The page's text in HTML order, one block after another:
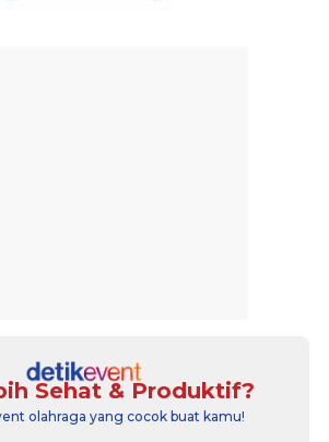
Sehat & Produktif?
olahraga yang cocok buat kamu!